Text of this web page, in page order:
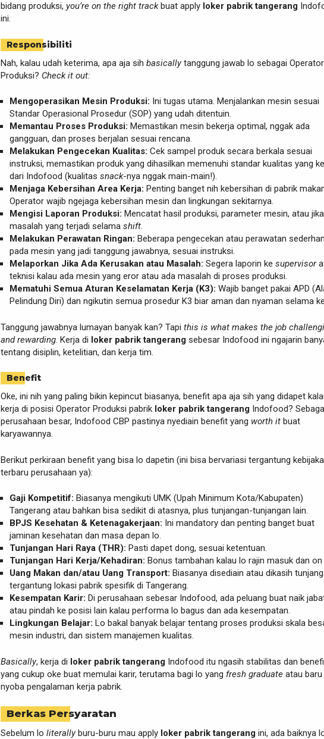
bidang produksi, you’re on the right trackbuat apply loker pabrik tangerang
ini.
Responsibiliti
Nah, kalau udah keterima, apa aja sih basicallytanggung jawab lo sebagai Operator
Produksi? Check it out:
Mengoperasikan Mesin Produksi: Ini tugas utama. Menjalankan mesin sesuai
Standar Operasional Prosedur (SOP) yang udah ditentuin.
Memantau Proses Produksi: Memastikan mesin bekerja optimal, nggak ada
gangguan, dan proses berjalan sesuai rencana.
Melakukan Pengecekan Kualitas: Cek sampel produk secara berkala sesuai
instruksi, memastikan produk yang dihasilkan memenuhi standar kualitas yang
dari Indofood (kualitas snack-nya nggak main-main!).
Menjaga Kebersihan Area Kerja: Penting banget nih kebersihan di pabrik
Operator wajib ngejaga kebersihan mesin dan lingkungan sekitarnya.
Mengisi Laporan Produksi: Mencatat hasil produksi, parameter mesin, atau
masalah yang terjadi selama shift.
Melakukan Perawatan Ringan: Beberapa pengecekan atau perawatan
pada mesin yang jadi tanggung jawabnya, sesuai instruksi.
Melaporkan Jika Ada Kerusakan atau Masalah: Segera laporin ke supervisor
teknisi kalau ada mesin yang eror atau ada masalah di proses produksi.
Mematuhi Semua Aturan Keselamatan Kerja (K3): Wajib banget pakai APD
Pelindung Diri) dan ngikutin semua prosedur K3 biar aman dan nyaman selama
Tanggung jawabnya lumayan banyak kan? Tapi this is what makes the job
and rewarding . Kerja di loker pabrik tangerang sebesar Indofood ini ngajarin
tentang disiplin, ketelitian, dan kerja tim.
Benefit
Oke, ini nih yang paling bikin kepincut biasanya, benefit apa aja sih yang didapet
kerja di posisi Operator Produksi pabrik loker pabrik tangerang Indofood?
perusahaan besar, Indofood CBP pastinya nyediain benefit yang worth it buat
karyawannya.
Berikut perkiraan benefit yang bisa lo dapetin (ini bisa bervariasi tergantung
terbaru perusahaan ya):
Gaji Kompetitif: Biasanya mengikuti UMK (Upah Minimum Kota/Kabupaten)
Tangerang atau bahkan bisa sedikit di atasnya, plus tunjangan-tunjangan lain.
BPJS Kesehatan & Ketenagakerjaan: Ini mandatory dan penting banget buat
jaminan kesehatan dan masa depan lo.
Tunjangan Hari Raya (THR): Pasti dapet dong, sesuai ketentuan.
Tunjangan Hari Kerja/Kehadiran: Bonus tambahan kalau lo rajin masuk dan on
Uang Makan dan/atau Uang Transport: Biasanya disediain atau dikasih
tergantung lokasi pabrik spesifik di Tangerang.
Kesempatan Karir: Di perusahaan sebesar Indofood, ada peluang buat naik
atau pindah ke posisi lain kalau performa lo bagus dan ada kesempatan.
Lingkungan Belajar: Lo bakal banyak belajar tentang proses produksi skala
mesin industri, dan sistem manajemen kualitas.
Basically, kerja di loker pabrik tangerang Indofood itu ngasih stabilitas dan
yang cukup oke buat memulai karir, terutama bagi lo yang fresh graduate atau
nyoba pengalaman kerja pabrik.
Berkas Persyaratan
Sebelum lo literallyburu-buru mau apply loker pabrik tangerang ini, ada baiknya